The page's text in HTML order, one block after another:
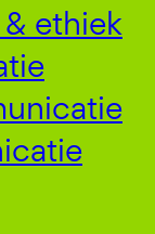
ethiek